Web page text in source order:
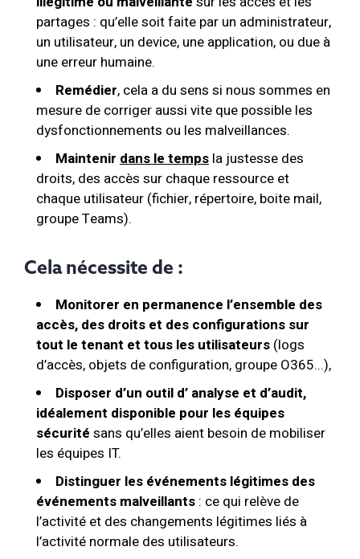
partages : qu’elle soit faite par un administrateur,
un utilisateur, un device, une application, ou due à
une erreur humaine.
Remédier, cela a du sens si nous sommes en
mesure de corriger aussi vite que possible les
dysfonctionnements ou les malveillances.
Maintenir dans le temps la justesse des
droits, des accès sur chaque ressource et
chaque utilisateur (fichier, répertoire, boite mail,
groupe Teams).
Cela nécessite de :
Monitorer en permanence l’ensemble des
accès, des droits et des configurations sur
tout le tenant et tous les utilisateurs (logs
d’accès, objets de configuration, groupe O365...),
Disposer d’un outil d’ analyse et d’audit,
idéalement disponible pour les équipes
sécurité sans qu’elles aient besoin de mobiliser
les équipes IT.
Distinguer les événements légitimes des
événements malveillants : ce qui relève de
l’activité et des changements légitimes liés à
l’activité normale des utilisateurs.